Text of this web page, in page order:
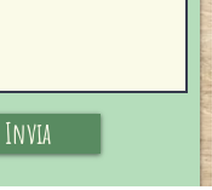
Invia